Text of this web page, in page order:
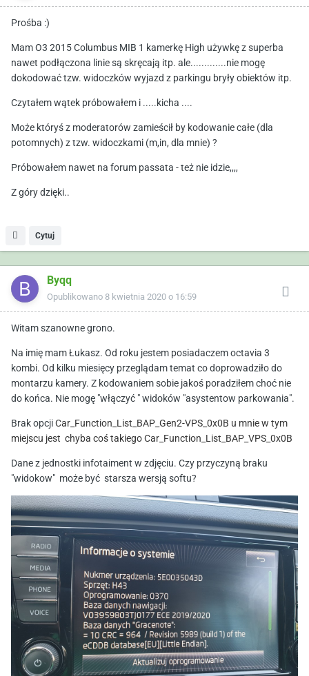
Prośba :)
Mam O3 2015 Columbus MIB 1 kamerkę High używkę z superba
nawet podłączona linie są skręcają itp. ale.............nie mogę
dokodowaćtzw. widoczków wyjazd z parkingu bryły obiektów itp.
Czytałem wątek próbowałem i .....kicha ....
Może któryś z moderatorów zamieścił by kodowanie całe (dla
potomnych) z tzw. widoczkami (m,in, dla mnie) ?
Próbowałem nawet na forum passata - też nie idzie,,,,
Z góry dzięki..
Cytuj
Byqq
Opublikowano 8 kwietnia 2020 o 16:59
Witam szanowne grono.
Na imię mam Łukasz. Od roku jestem posiadaczem octavia 3
kombi. Od kilku miesięcy przeglądam temat co doprowadziło do
montarzu kamery. Z kodowaniem sobie jakoś poradziłem choć nie
do końca. Nie mogę "włączyć " widoków "asystentow parkowania".
Brak opcjiCar_Function_List_BAP_Gen2-VPS_0x0B u mnie w tym
miejscu jest chyba coś takiegoCar_Function_List_BAP_VPS_0x0B
Dane z jednostki infotaiment w zdjęciu. Czy przyczyną braku
"widokow" może być starsza wersją softu?